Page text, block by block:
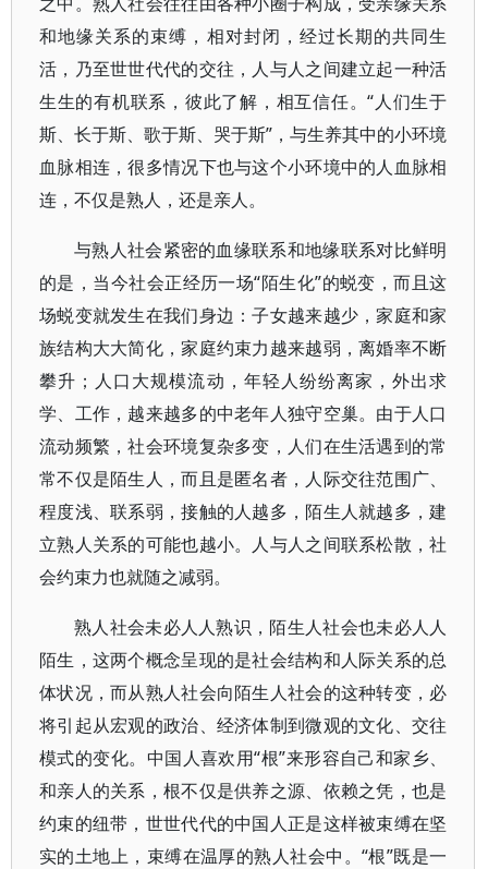
和地缘关系的束缚，相对封闭，经过长期的共同生
活，乃至世世代代的交往，人与人之间建立起一种活
生生的有机联系，彼此了解，相互信任。“人们生于
斯、长于斯、歌于斯、哭于斯”，与生养其中的小环境
血脉相连，很多情况下也与这个小环境中的人血脉相
连，不仅是熟人，还是亲人。
与熟人社会紧密的血缘联系和地缘联系对比鲜明
的是，当今社会正经历一场“陌生化”的蜕变，而且这
场蜕变就发生在我们身边：子女越来越少，家庭和家
族结构大大简化，家庭约束力越来越弱，离婚率不断
攀升；人口大规模流动，年轻人纷纷离家，外出求
学、工作，越来越多的中老年人独守空巢。由于人口
流动频繁，社会环境复杂多变，人们在生活遇到的常
常不仅是陌生人，而且是匿名者，人际交往范围广、
程度浅、联系弱，接触的人越多，陌生人就越多，建
立熟人关系的可能也越小。人与人之间联系松散，社
会约束力也就随之减弱。
熟人社会未必人人熟识，陌生人社会也未必人人
陌生，这两个概念呈现的是社会结构和人际关系的总
体状况，而从熟人社会向陌生人社会的这种转变，必
将引起从宏观的政治、经济体制到微观的文化、交往
模式的变化。中国人喜欢用“根”来形容自己和家乡、
和亲人的关系，根不仅是供养之源、依赖之凭，也是
约束的纽带，世世代代的中国人正是这样被束缚在坚
实的土地上，束缚在温厚的熟人社会中。“根”既是一